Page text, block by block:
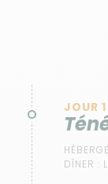
JOUR 1
DÎNER :